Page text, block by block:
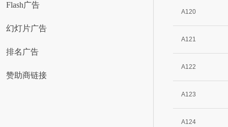
A120
A121
A122
A123
A124
Flash广告
幻灯片广告
排名广告
赞助商链接